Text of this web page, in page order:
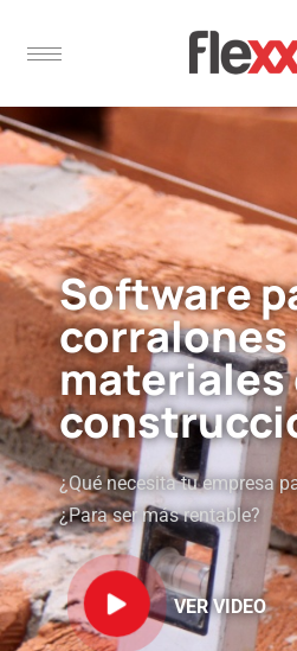
Software
corralones
materiales
¿Qué necesita tu empresa
¿Para ser más rentable?
VER VIDEO